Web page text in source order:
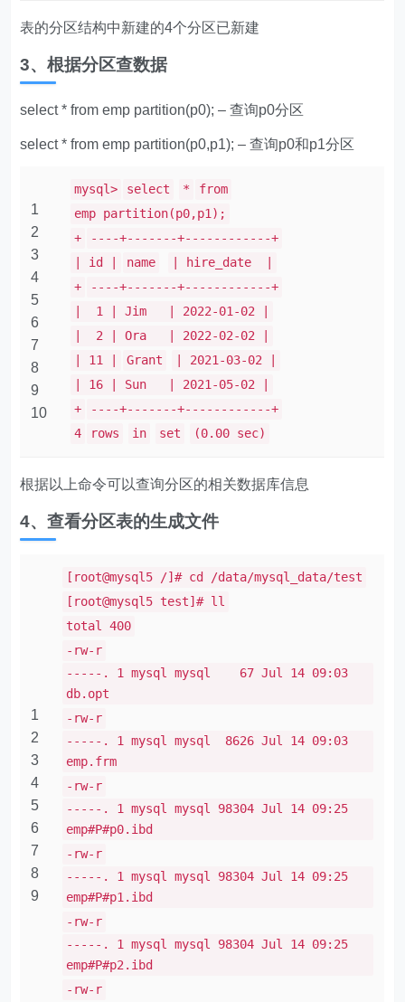
表的分区结构中新建的4个分区已新建
3、根据分区查数据
select * from emp partition(p0); – 查询p0分区
select * from emp partition(p0,p1); – 查询p0和p1分区
1
2
3
4
5
6
7
8
9
10
mysql> select *
from
emp partition(p0,p1);
+
----+-------+------------+
| id |
name
| hire_date |
+
----+-------+------------+
| 1 | Jim | 2022-01-02 |
| 2 | Ora | 2022-02-02 |
| 11 |
Grant
| 2021-03-02 |
| 16 | Sun | 2021-05-02 |
+
----+-------+------------+
4
rows in set (0.00 sec)
根据以上命令可以查询分区的相关数据库信息
4、查看分区表的生成文件
1
2
3
4
5
6
7
8
9
[root@mysql5 /]# cd /data/mysql_data/test
[root@mysql5 test]# ll
total 400
-rw-r
-----. 1 mysql mysql 67 Jul 14 09:03
db.opt
-rw-r
-----. 1 mysql mysql 8626 Jul 14 09:03
emp.frm
-rw-r
-----. 1 mysql mysql 98304 Jul 14 09:25
emp#P#p0.ibd
-rw-r
-----. 1 mysql mysql 98304 Jul 14 09:25
emp#P#p1.ibd
-rw-r
-----. 1 mysql mysql 98304 Jul 14 09:25
emp#P#p2.ibd
-rw-r